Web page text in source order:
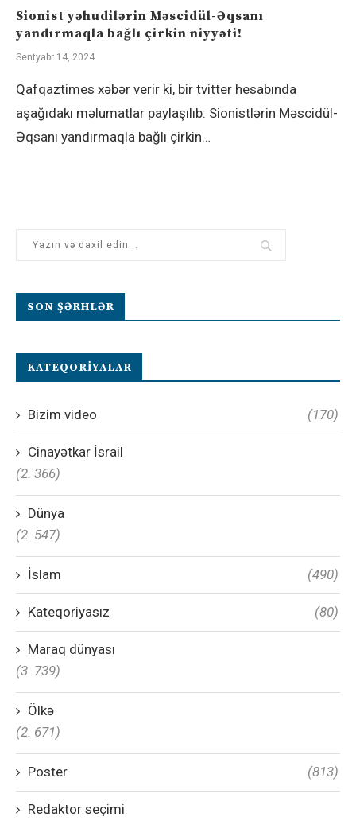
Sionist yəhudilərin Məscidül-Əqsanı
yandırmaqla bağlı çirkin niyyəti!
Sentyabr 14, 2024
Qafqaztimes xəbər verir ki, bir tvitter hesabında
aşağıdakı məlumatlar paylaşılıb: Sionistlərin Məscidül-
Əqsanı yandırmaqla bağlı çirkin…
SON ŞƏRHLƏR
KATEQORIYALAR
Bizim video (170)
Cinayətkar İsrail
(2. 366)
Dünya
(2. 547)
İslam (490)
Kateqoriyasız (80)
Maraq dünyası
(3. 739)
Ölkə
(2. 671)
Poster (813)
Redaktor seçimi